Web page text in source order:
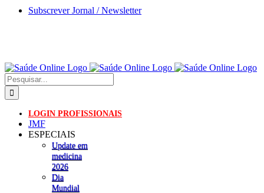
Skip
Subscrever Jornal / Newsletter
Pesquisar
LOGIN PROFISSIONAIS
JMF
ESPECIAIS
Update em
medicina
2026
Dia
Mundial